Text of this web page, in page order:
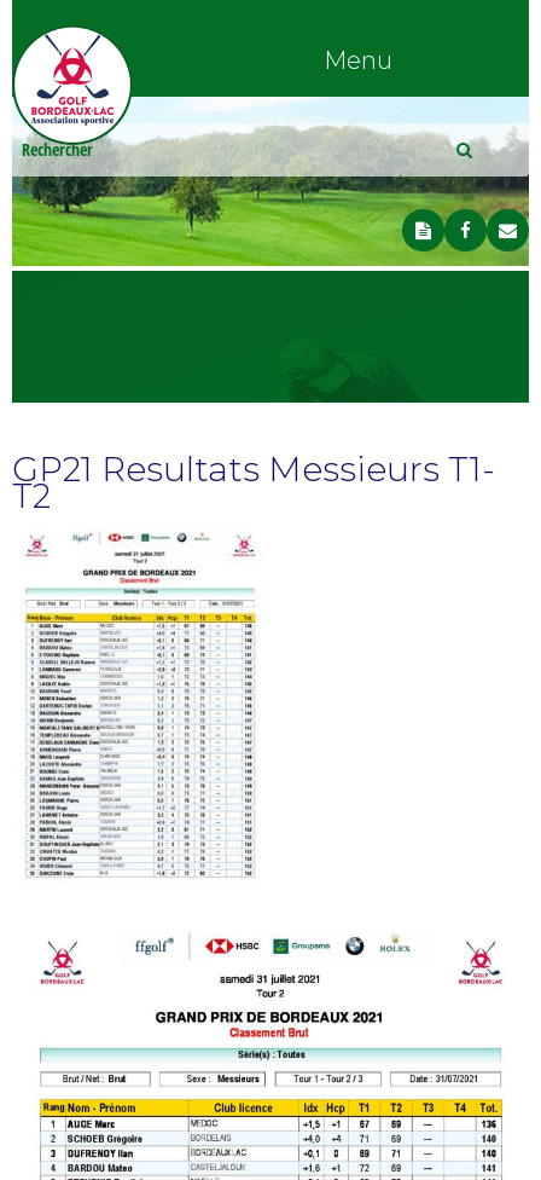
Menu
GP21 Resultats Messieurs T1-
T2